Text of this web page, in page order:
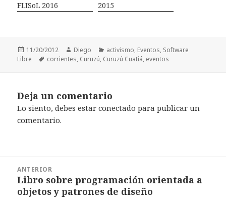
FLISoL 2016
2015
Publicado
el
11/20/2012 Autor
Diego Categorías
activismo, Eventos, Software
Libre
Etiquetas
corrientes, Curuzú, Curuzú Cuatiá, eventos
Deja un comentario
Lo siento, debes estarconectado para publicar un
comentario.
entradas
ANTERIOR
Entrada
anterior:
Libro sobre programación orientada a
objetos y patrones de diseño